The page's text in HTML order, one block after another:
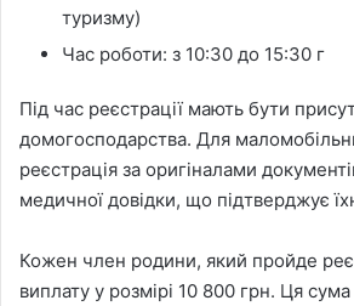
туризму)
Час роботи: з 10:30 до 15:30 г
Під час реєстрації мають бути
домогосподарства. Для
реєстрація за оригіналами
медичної довідки, що підтверджує
Кожен член родини, який пройде
виплату у розмірі 10 800 грн. Ця